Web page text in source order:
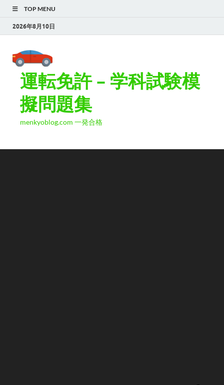
TOP MENU
2026年8月10日
運転免許 – 学科試験模
擬問題集
menkyoblog.com 一発合格